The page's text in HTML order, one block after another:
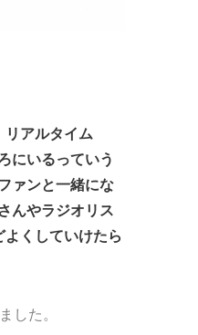
アルタイム
にいるっていう
ァンと一緒にな
んやラジオリス
くしていけたら
した。